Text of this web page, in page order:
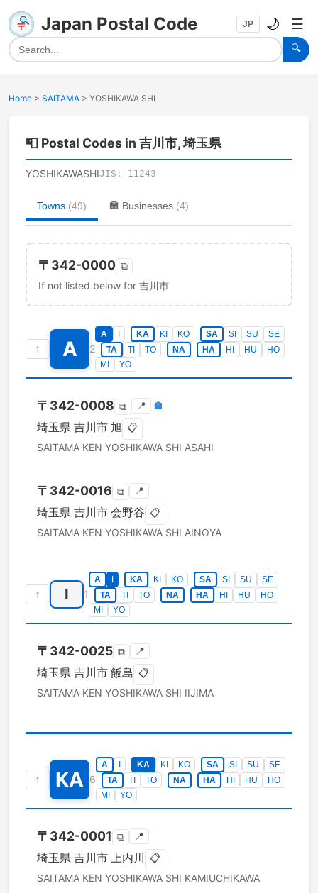
Japan Postal Code
🔍
JP 🌙 ☰
Home > SAITAMA > YOSHIKAWA SHI
📮 Postal Codes in 吉川市, 埼玉県
YOSHIKAWASHIJIS: 11243
Towns (49) 🏣 Businesses (4)
〒 342-0000 ⧉
If not listed below for 吉川市
↑ A 2
A KA KI KO SA SI SU
SE
TA
TI TO NA HA HI HU
HO
MI
YO
〒 342-0008 ⧉ 📍 🏣
埼玉県 吉川市 旭 📋
SAITAMA KEN YOSHIKAWA SHI ASAHI
〒 342-0016 ⧉ 📍
埼玉県 吉川市 会野谷 📋
SAITAMA KEN YOSHIKAWA SHI AINOYA
↑ I 1
A KA KI KO SA SI SU
SE
TA
TI TO NA HA HI HU
HO
MI
YO
〒 342-0025 ⧉ 📍
埼玉県 吉川市 飯島 📋
SAITAMA KEN YOSHIKAWA SHI IIJIMA
↑ KA 6
A KA KI KO SA SI SU
SE
TA
TI TO NA HA HI HU
HO
MI
YO
〒 342-0001 ⧉ 📍
埼玉県 吉川市 上内川 📋
SAITAMA KEN YOSHIKAWA SHI KAMIUCHIKAWA